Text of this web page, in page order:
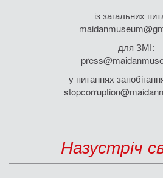
із загальних
для ЗМІ:
у питаннях
Назустріч